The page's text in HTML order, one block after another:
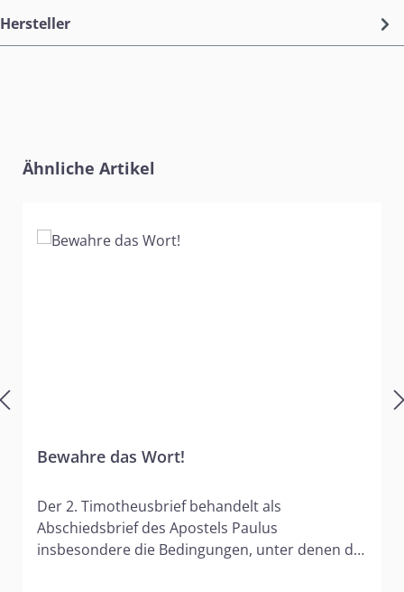
Hersteller
Produktgalerie überspringen
Ähnliche Artikel
Bewahre das Wort!
Der 2. Timotheusbrief behandelt als
Abschiedsbrief des Apostels Paulus
insbesondere die Bedingungen, unter denen die